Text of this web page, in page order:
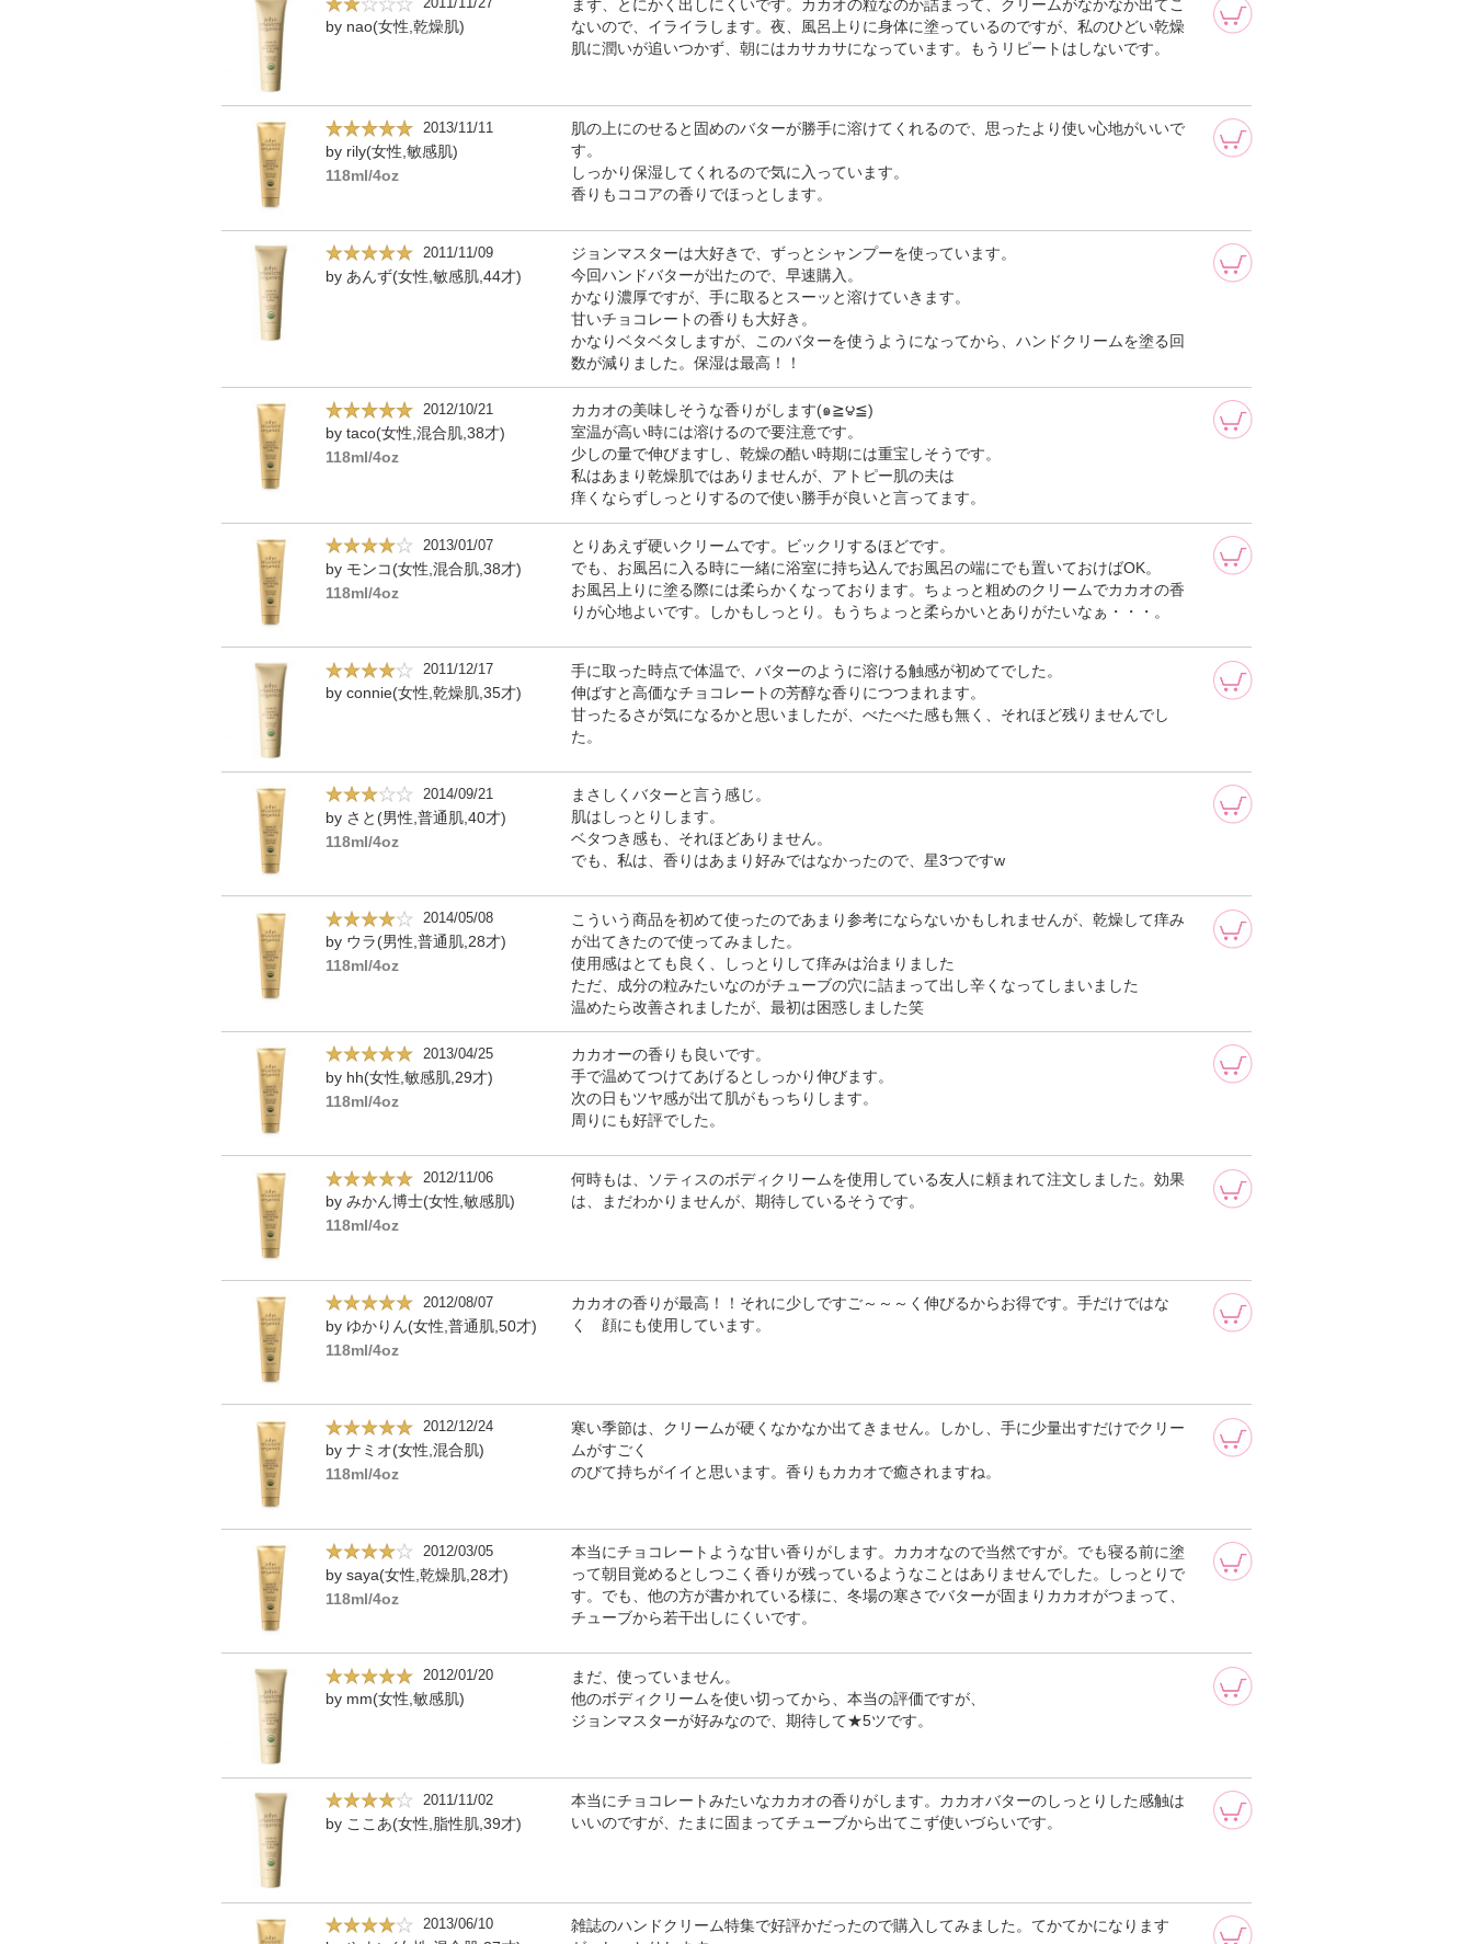
by nao(女性,乾燥肌)
まず、とにかく出しにくいです。カカオの粒なのか詰まって、クリームがなかなか出てこ
ないので、イライラします。夜、風呂上りに身体に塗っているのですが、私のひどい乾燥
肌に潤いが追いつかず、朝にはカサカサになっています。もうリピートはしないです。
2013/11/11
by rily(女性,敏感肌)
118ml/4oz
肌の上にのせると固めのバターが勝手に溶けてくれるので、思ったより使い心地がいいで
す。
しっかり保湿してくれるので気に入っています。
香りもココアの香りでほっとします。
2011/11/09
by あんず(女性,敏感肌,44才)
ジョンマスターは大好きで、ずっとシャンプーを使っています。
今回ハンドバターが出たので、早速購入。
かなり濃厚ですが、手に取るとスーッと溶けていきます。
甘いチョコレートの香りも大好き。
かなりベタベタしますが、このバターを使うようになってから、ハンドクリームを塗る回
数が減りました。保湿は最高！！
2012/10/21
by taco(女性,混合肌,38才)
118ml/4oz
カカオの美味しそうな香りがします(๑≧౪≦)
室温が高い時には溶けるので要注意です。
少しの量で伸びますし、乾燥の酷い時期には重宝しそうです。
私はあまり乾燥肌ではありませんが、アトピー肌の夫は
痒くならずしっとりするので使い勝手が良いと言ってます。
2013/01/07
by モンコ(女性,混合肌,38才)
118ml/4oz
とりあえず硬いクリームです。ビックリするほどです。
でも、お風呂に入る時に一緒に浴室に持ち込んでお風呂の端にでも置いておけばOK。
お風呂上りに塗る際には柔らかくなっております。ちょっと粗めのクリームでカカオの香
りが心地よいです。しかもしっとり。もうちょっと柔らかいとありがたいなぁ・・・。
2011/12/17
by connie(女性,乾燥肌,35才)
手に取った時点で体温で、バターのように溶ける触感が初めてでした。
伸ばすと高価なチョコレートの芳醇な香りにつつまれます。
甘ったるさが気になるかと思いましたが、べたべた感も無く、それほど残りませんでし
た。
2014/09/21
by さと(男性,普通肌,40才)
118ml/4oz
まさしくバターと言う感じ。
肌はしっとりします。
ベタつき感も、それほどありません。
でも、私は、香りはあまり好みではなかったので、星3つですw
2014/05/08
by ウラ(男性,普通肌,28才)
118ml/4oz
こういう商品を初めて使ったのであまり参考にならないかもしれませんが、乾燥して痒み
が出てきたので使ってみました。
使用感はとても良く、しっとりして痒みは治まりました
ただ、成分の粒みたいなのがチューブの穴に詰まって出し辛くなってしまいました
温めたら改善されましたが、最初は困惑しました笑
2013/04/25
by hh(女性,敏感肌,29才)
118ml/4oz
カカオーの香りも良いです。
手で温めてつけてあげるとしっかり伸びます。
次の日もツヤ感が出て肌がもっちりします。
周りにも好評でした。
2012/11/06
by みかん博士(女性,敏感肌)
118ml/4oz
何時もは、ソティスのボディクリームを使用している友人に頼まれて注文しました。効果
は、まだわかりませんが、期待しているそうです。
2012/08/07
by ゆかりん(女性,普通肌,50才)
118ml/4oz
カカオの香りが最高！！それに少しですご～～～く伸びるからお得です。手だけではな
く 顔にも使用しています。
2012/12/24
by ナミオ(女性,混合肌)
118ml/4oz
寒い季節は、クリームが硬くなかなか出てきません。しかし、手に少量出すだけでクリー
ムがすごく
のびて持ちがイイと思います。香りもカカオで癒されますね。
2012/03/05
by saya(女性,乾燥肌,28才)
118ml/4oz
本当にチョコレートような甘い香りがします。カカオなので当然ですが。でも寝る前に塗
って朝目覚めるとしつこく香りが残っているようなことはありませんでした。しっとりで
す。でも、他の方が書かれている様に、冬場の寒さでバターが固まりカカオがつまって、
チューブから若干出しにくいです。
2012/01/20
by mm(女性,敏感肌)
まだ、使っていません。
他のボディクリームを使い切ってから、本当の評価ですが、
ジョンマスターが好みなので、期待して★5ツです。
2011/11/02
by ここあ(女性,脂性肌,39才)
本当にチョコレートみたいなカカオの香りがします。カカオバターのしっとりした感触は
いいのですが、たまに固まってチューブから出てこず使いづらいです。
2013/06/10
雑誌のハンドクリーム特集で好評かだったので購入してみました。てかてかになります